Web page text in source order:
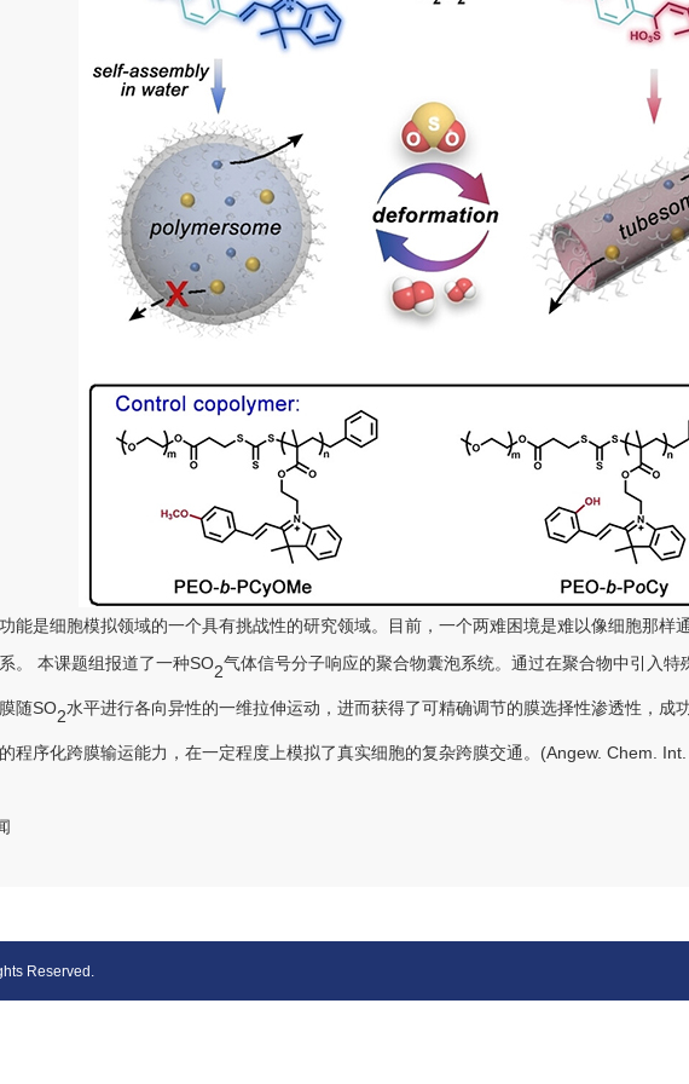
能是细胞模拟领域的一个具有挑战性的研究领域。目前，一个两难困境是难以像细胞那样
。 本课题组报道了一种SO2气体信号分子响应的聚合物囊泡系统。通过在聚合物中引入特
随SO2水平进行各向异性的一维拉伸运动，进而获得了可精确调节的膜选择性渗透性，
程序化跨膜输运能力，在一定程度上模拟了真实细胞的复杂跨膜交通 。 (Angew. Chem.
Reserved.